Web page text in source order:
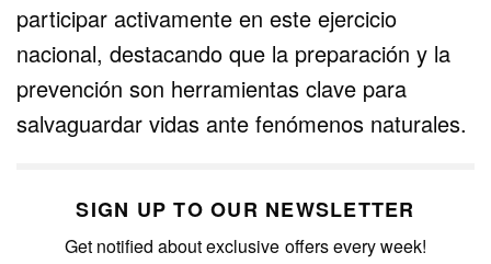
participar activamente en este ejercicio
nacional, destacando que la preparación y la
prevención son herramientas clave para
salvaguardar vidas ante fenómenos naturales.
SIGN UP TO OUR NEWSLETTER
Get notified about exclusive offers every week!